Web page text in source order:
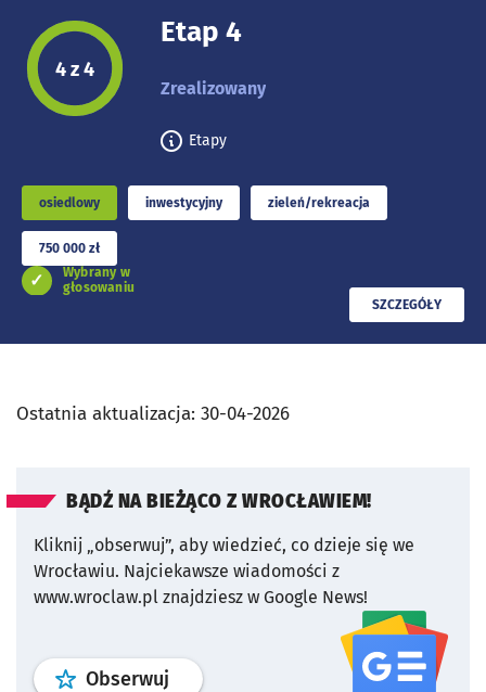
Etap projektu:
4 z 4
Etap 4
Zrealizowany
Etapy
Wybrany w
głosowaniu
osiedlowy inwestycyjny zieleń/rekreacja
750 000 zł
PRZECZYTAJ
SZCZEGÓŁY
Ostatnia aktualizacja: 30-04-2026
BĄDŹ NA BIEŻĄCO Z WROCŁAWIEM!
Kliknij „obserwuj”, aby wiedzieć, co dzieje się we
Wrocławiu. Najciekawsze wiadomości z
www.wroclaw.pl znajdziesz w Google News!
Obserwuj profil serwisu